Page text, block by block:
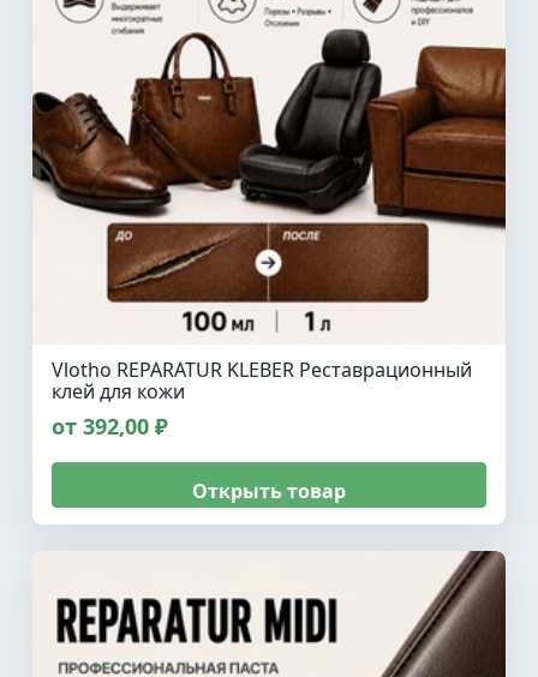
Vlotho REPARATUR KLEBER Реставрационный
клей для кожи
от 392,00 ₽
Открыть товар